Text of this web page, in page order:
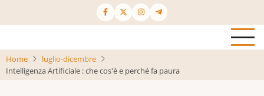
al
principale
Home
luglio-dicembre
Intelligenza Artificiale : che cos'è e perché fa paura